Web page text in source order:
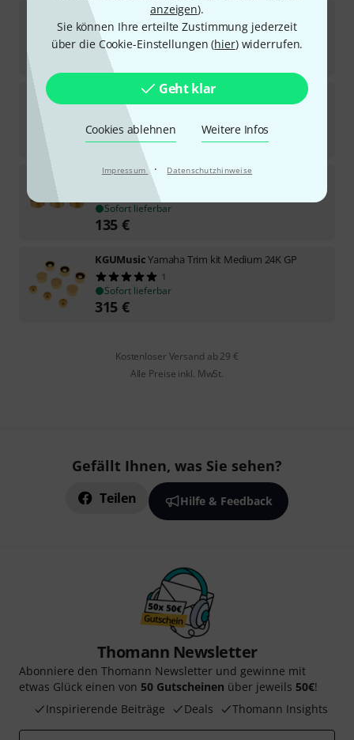
anzeigen).
Sie können Ihre erteilte Zustimmung jederzeit
über die Cookie-Einstellungen (hier) widerrufen.
Geht klar
Cookies ablehnen Weitere Infos
Impressum · Datenschutzhinweise
Neck Screw Yanagisawa 24K
1
Sofort lieferbar
98
KGUMusicNeck Screw Selmer raw
Sofort lieferbar
56€
KGUMusicBach Heavy buttons Charoite
Sofort lieferbar
135 €
KGUMusicYamaha Trim kit Medium 24K GP
1
Sofort lieferbar
315 €
Kostenloser Versand ab 29 €
Alle Preise inkl. MwSt.
Gefällt Ihnen, was Sie sehen?
Teilen Hilfe & Feedback
Thomann Newsletter
Abonniere den Thomann Newsletter und gewinne mit
etwas Glück einen von 50 Gutscheinen über jeweils 50€!
Inspirierende Beiträge
Deals Thomann Insights